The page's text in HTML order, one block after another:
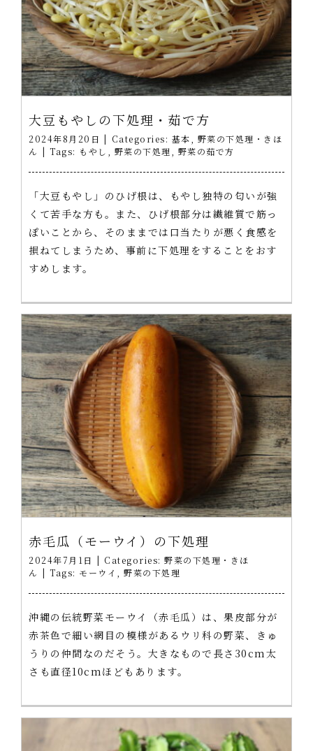
大豆もやしの下処理・茹で方
2024年8月20日 | Categories: 基本
野菜の下処理・きほ
ん | Tags: もやし 野菜の下処理 野菜の茹で方
「大豆もやし」のひげ根は、もやし独特の匂いが強
くて苦手な方も。また、ひげ根部分は繊維質で筋っ
ぽいことから、そのままでは口当たりが悪く食感を
損ねてしまうため、事前に下処理をすることをおす
すめします。
赤毛瓜（モーウイ）の下処理
2024年7月1日 | Categories: 野菜の下処理・きほ
ん | Tags: モーウイ 野菜の下処理
沖縄の伝統野菜モーウイ（赤毛瓜）は、果皮部分が
赤茶色で細い網目の模様があるウリ科の野菜、きゅ
うりの仲間なのだそう。大きなもので長さ30cm太
さも直径10cmほどもあります。